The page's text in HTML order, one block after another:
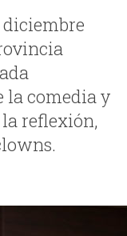
diciembre
la comedia y
reflexión,